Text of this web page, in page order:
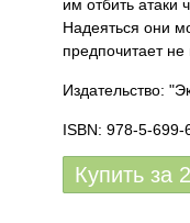
им отбить атаки
Надеяться они
предпочитает не
Издательство:
ISBN: 978-5-699-
Купить за